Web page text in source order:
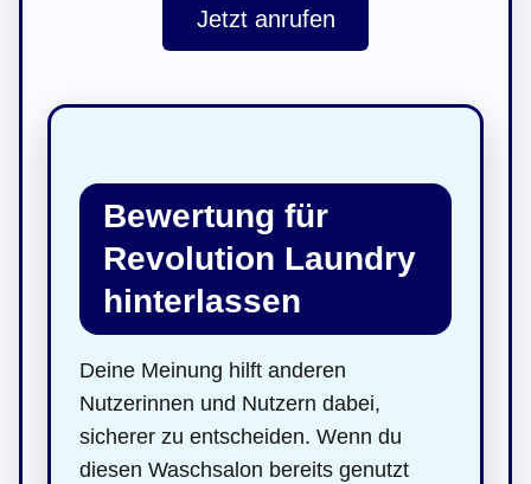
Jetzt anrufen
Bewertung für
Revolution Laundry
hinterlassen
Deine Meinung hilft anderen
Nutzerinnen und Nutzern dabei,
sicherer zu entscheiden. Wenn du
diesen Waschsalon bereits genutzt